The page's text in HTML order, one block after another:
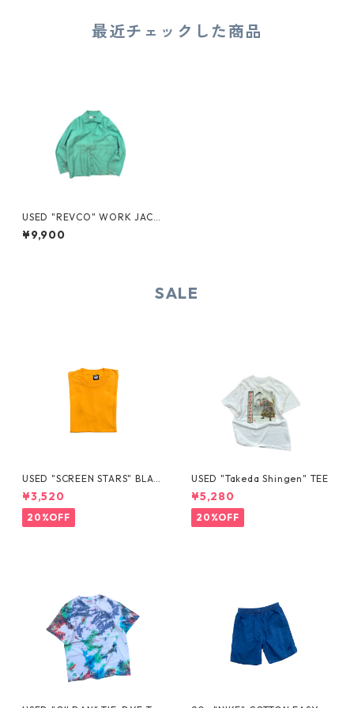
最近チェックした商品
USED "REVCO" WORK JACK
ET
¥9,900
SALE
USED "SCREEN STARS" BLAN
K TEE
¥3,520
20%OFF
USED "Takeda Shingen" TEE
¥5,280
20%OFF